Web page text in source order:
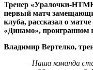
Тренер «Уралочки-
первый матч
клуба, рассказал о
«Динамо», проигранном
Владимир Вертелко,
— Наша команда